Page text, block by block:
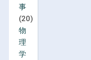
事
(20)
物
理
学